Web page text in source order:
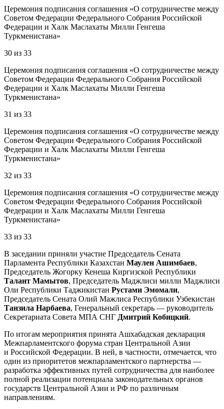
Церемония подписания соглашения «О сотрудничестве между
Советом Федерации Федерального Собрания Российской
Федерации и Халк Маслахаты Милли Генгеша
Туркменистана»
30 из 33
Церемония подписания соглашения «О сотрудничестве между
Советом Федерации Федерального Собрания Российской
Федерации и Халк Маслахаты Милли Генгеша
Туркменистана»
31 из 33
Церемония подписания соглашения «О сотрудничестве между
Советом Федерации Федерального Собрания Российской
Федерации и Халк Маслахаты Милли Генгеша
Туркменистана»
32 из 33
Церемония подписания соглашения «О сотрудничестве между
Советом Федерации Федерального Собрания Российской
Федерации и Халк Маслахаты Милли Генгеша
Туркменистана»
33 из 33
В заседании приняли участие Председатель Сената
Парламента Республики Казахстан Маулен Ашимбаев,
Председатель Жогорку Кенеша Киргизской Республики
Талант Мамытов, Председатель Маджлиси милли Маджлиси
Оли Республики Таджикистан Рустами Эмомали,
Председатель Сената Олий Мажлиса Республики Узбекистан
Танзила Нарбаева, Генеральный секретарь — руководитель
Секретариата Совета МПА СНГ Дмитрий Кобицкий.
По итогам мероприятия принята Ашхабадская декларация
Межпарламентского форума стран Центральной Азии
и Российской Федерации. В ней, в частности, отмечается, что
один из приоритетов межпарламентского партнерства —
разработка эффективных путей сотрудничества для наиболее
полной реализации потенциала законодательных органов
государств Центральной Азии и РФ по различным
направлениям.